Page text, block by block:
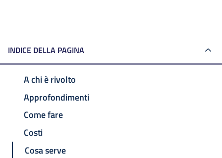
INDICE DELLA PAGINA
A chi è rivolto
Approfondimenti
Come fare
Costi
Cosa serve